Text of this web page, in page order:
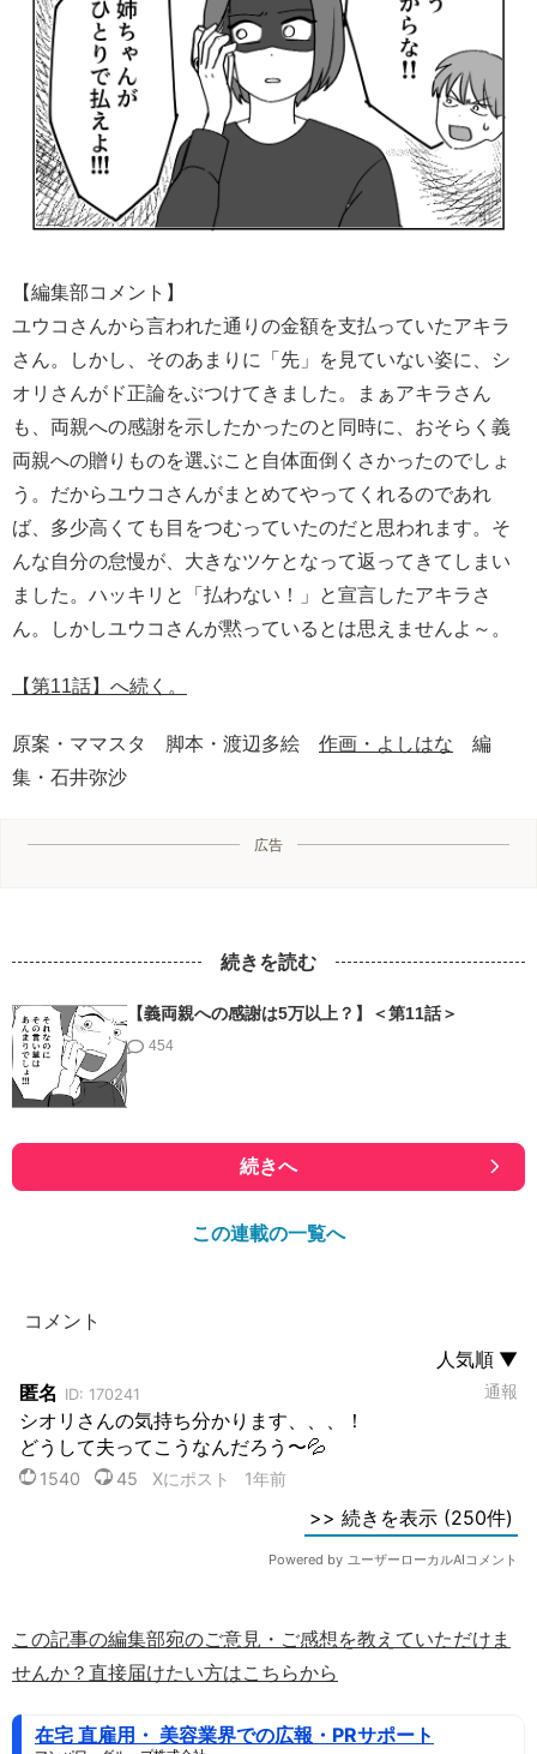
【編集部コメント】
ユウコさんから言われた通りの金額を支払っていたアキラ
さん。しかし、そのあまりに「先」を見ていない姿に、シ
オリさんがド正論をぶつけてきました。まぁアキラさん
も、両親への感謝を示したかったのと同時に、おそらく義
両親への贈りものを選ぶこと自体面倒くさかったのでしょ
う。だからユウコさんがまとめてやってくれるのであれ
ば、多少高くても目をつむっていたのだと思われます。そ
んな自分の怠慢が、大きなツケとなって返ってきてしまい
ました。ハッキリと「払わない！」と宣言したアキラさ
ん。しかしユウコさんが黙っているとは思えませんよ～。
【第11話】へ続く。
原案・ママスタ 脚本・渡辺多絵 作画・よしはな 編
集・石井弥沙
広告
続きを読む
【義両親への感謝は5万以上？】＜第11話＞
454
続きへ
この連載の一覧へ
この記事の編集部宛のご意見・ご感想を教えていただけま
せんか？直接届けたい方はこちらから
在宅 直雇用・ 美容業界での広報・PRサポート